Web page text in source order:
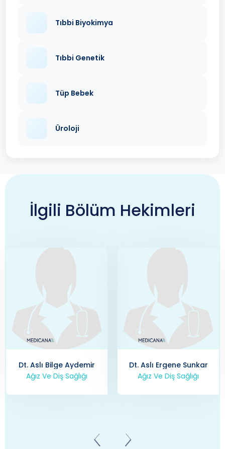
Tıbbi Biyokimya
Tıbbi Genetik
Tüp Bebek
Üroloji
İlgili Bölüm Hekimleri
Dt. Aslı Bilge Aydemir
Ağız Ve Diş Sağlığı
Dt. Aslı Ergene Sunkar
Ağız Ve Diş Sağlığı